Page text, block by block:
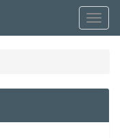
Menü